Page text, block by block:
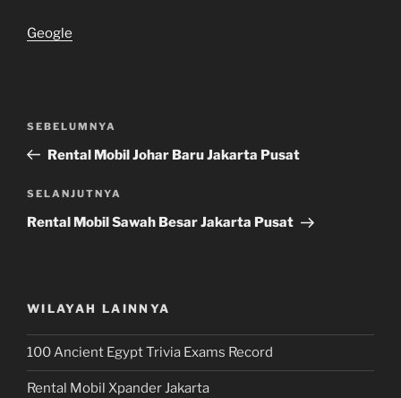
Geogle
Pos
Sebelumnya
SEBELUMNYA
Rental Mobil Johar Baru Jakarta Pusat
Pos
Selanjutnya
SELANJUTNYA
Rental Mobil Sawah Besar Jakarta Pusat
WILAYAH LAINNYA
100 Ancient Egypt Trivia Exams Record
Rental Mobil Xpander Jakarta